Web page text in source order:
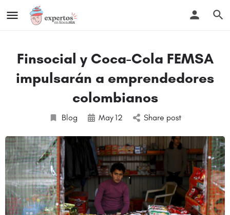
Finsocial y Coca-Cola FEMSA
impulsarán a emprendedores
colombianos
Blog May12 Share post